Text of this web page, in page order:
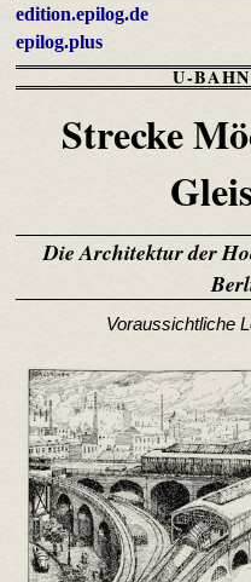
edition.epilog.de
epilog.plus
U-
Strecke
Die Architektur der
Voraussichtliche